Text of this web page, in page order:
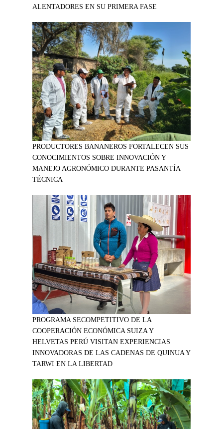
ALENTADORES EN SU PRIMERA FASE
PRODUCTORES BANANEROS FORTALECEN SUS
CONOCIMIENTOS SOBRE INNOVACIÓN Y
MANEJO AGRONÓMICO DURANTE PASANTÍA
TÉCNICA
PROGRAMA SECOMPETITIVO DE LA
COOPERACIÓN ECONÓMICA SUIZA Y
HELVETAS PERÚ VISITAN EXPERIENCIAS
INNOVADORAS DE LAS CADENAS DE QUINUA Y
TARWI EN LA LIBERTAD